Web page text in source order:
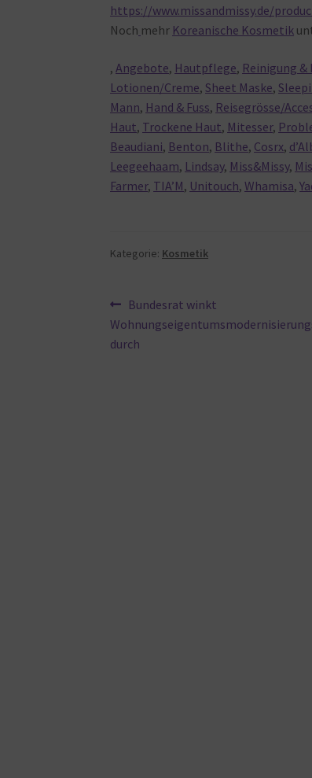
https://www.missandmissy.de/
Noch mehr Koreanische Kosmetik
,Angebote, Hautpflege, Reinigung &
Lotionen/Creme,Sheet Maske,
Mann, Hand & Fuss, Reisegrösse/
Haut, Trockene Haut, Mitesser,
Beaudiani, Benton, Blithe, Cosrx,
Leegeehaam, Lindsay, Miss&Missy,
Farmer, TIA’M, Unitouch,Whamisa,
Kategorie: Kosmetik
Beitragsnavigation
Vorheriger
Beitrag:
Bundesrat winkt
durch